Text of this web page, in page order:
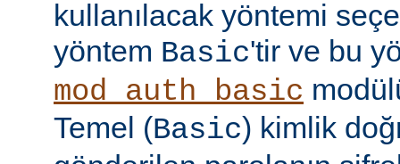
kullanılacak yöntemi
yöntem Basic'tir ve bu
mod_auth_basic
Temel (Basic) kimlik